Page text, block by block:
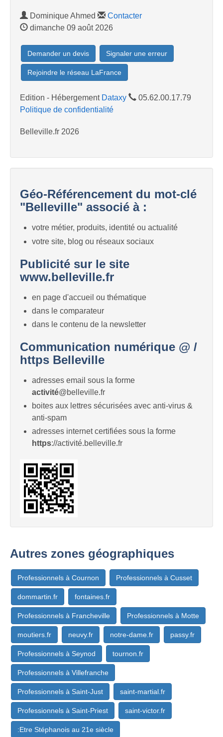
Dominique Ahmed
Contacter
dimanche 09 août 2026
Demander un devis Signaler une erreur
Rejoindre le réseau LaFrance
Edition - Hébergement Dataxy
05.62.00.17.79
Politique de confidentialité
Belleville.fr 2026
Géo-Référencement du mot-clé
"Belleville" associé à :
votre métier, produits, identité ou actualité
votre site, blog ou réseaux sociaux
Publicité sur le site
www.belleville.fr
en page d'accueil ou thématique
dans le comparateur
dans le contenu de la newsletter
Communication numérique @ /
https Belleville
adresses email sous la forme
activité@belleville.fr
boites aux lettres sécurisées avec anti-virus &
anti-spam
adresses internet certifiées sous la forme
https://activité.belleville.fr
Autres zones géographiques
Professionnels à Cournon Professionnels à Cusset
dommartin.fr fontaines.fr
Professionnels à Francheville Professionnels à Motte
moutiers.fr neuvy.fr notre-dame.fr passy.fr
Professionnels à Seynod tournon.fr
Professionnels à Villefranche
Professionnels à Saint-Just saint-martial.fr
Professionnels à Saint-Priest saint-victor.fr
:Etre Stéphanois au 21e siècle